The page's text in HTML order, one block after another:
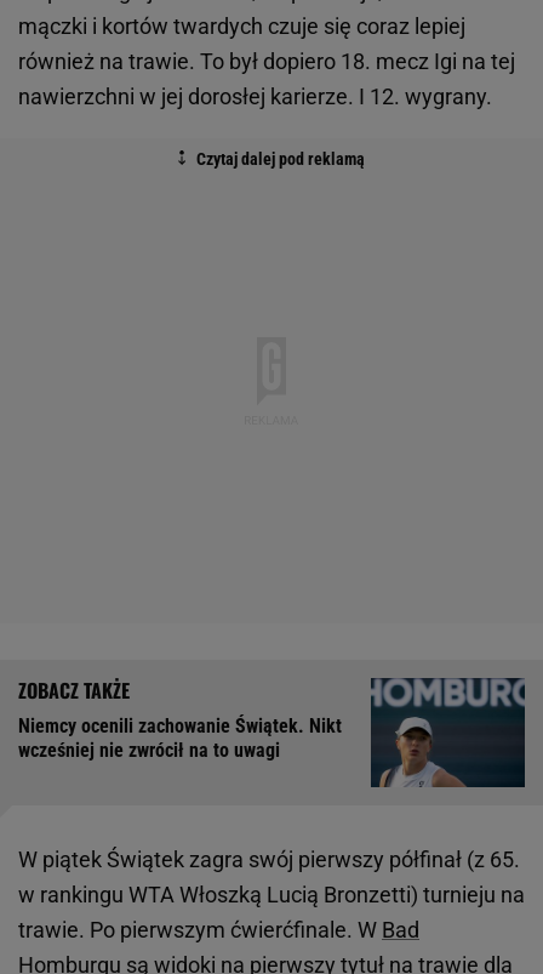
mączki i kortów twardych czuje się coraz lepiej
również na trawie. To był dopiero 18. mecz Igi na tej
nawierzchni w jej dorosłej karierze. I 12. wygrany.
Niemcy ocenili zachowanie Świątek. Nikt
wcześniej nie zwrócił na to uwagi
W piątek Świątek zagra swój pierwszy półfinał (z 65.
w rankingu WTA Włoszką Lucią Bronzetti) turnieju na
trawie. Po pierwszym ćwierćfinale. W Bad
Homburgu są widoki na pierwszy tytuł na trawie dla